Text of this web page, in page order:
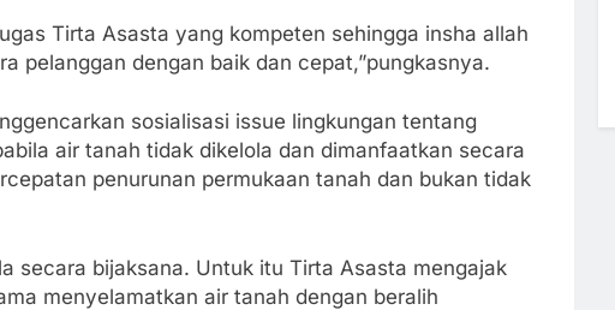
Tirta Asasta yang kompeten sehingga insha allah
pelanggan dengan baik dan cepat,”pungkasnya.
sosialisasi issue lingkungan tentang
air tanah tidak dikelola dan dimanfaatkan secara
penurunan permukaan tanah dan bukan tidak
secara bijaksana. Untuk itu Tirta Asasta mengajak
menyelamatkan air tanah dengan beralih